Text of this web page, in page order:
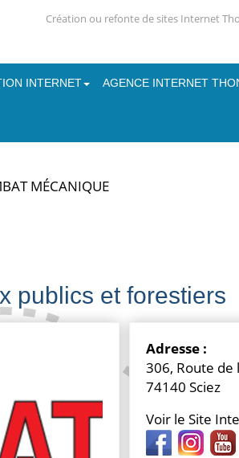
Création ou refonte de sites Internet
INTERNET AGENCE INTERNET
MÉCANIQUE
publics et forestiers
Adresse :
306, Route de
74140 Sciez
Voir le Site